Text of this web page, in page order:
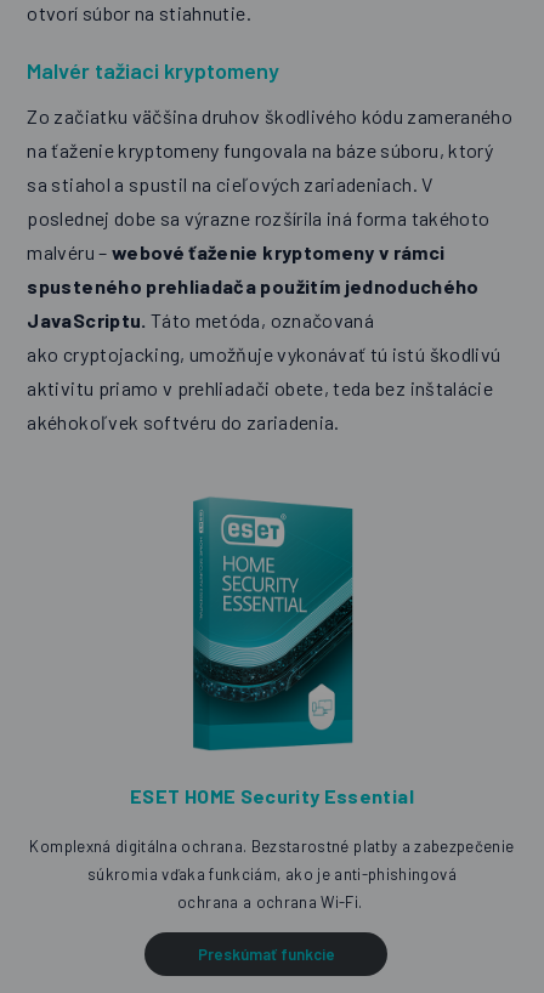
otvorí súbor na stiahnutie.
Malvér tažiaci kryptomeny
Zo začiatku väčšina druhov škodlivého kódu zameraného
na ťaženie kryptomeny fungovala na báze súboru, ktorý
sa stiahol a spustil na cieľových zariadeniach. V
poslednej dobe sa výrazne rozšírila iná forma takéhoto
malvéru – webové ťaženie kryptomeny v rámci
spusteného prehliadača použitím jednoduchého
JavaScriptu. Táto metóda, označovaná
ako cryptojacking, umožňuje vykonávať tú istú škodlivú
aktivitu priamo v prehliadači obete, teda bez inštalácie
akéhokoľvek softvéru do zariadenia.
ESET HOME Security Essential
Komplexná digitálna ochrana. Bezstarostné platby a zabezpečenie
súkromia vďaka funkciám, ako je anti-phishingová
ochrana a ochrana Wi-Fi.
Preskúmať funkcie